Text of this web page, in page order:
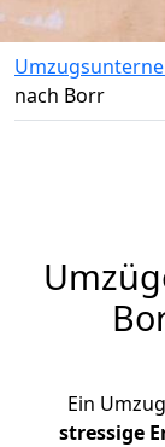
nach Borr
Ein
stressige